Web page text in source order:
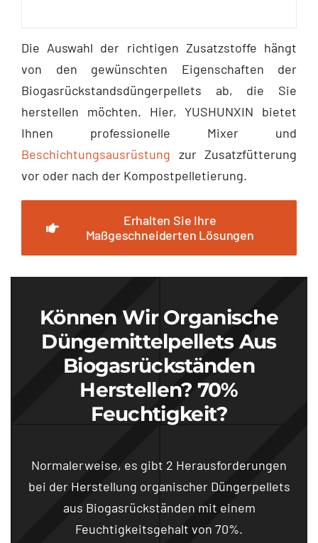
Die Auswahl der richtigen Zusatzstoffe hängt
von den gewünschten Eigenschaften der
Biogasrückstandsdüngerpellets ab, die Sie
herstellen möchten. Hier, YUSHUNXIN bietet
Ihnen professionelle Mixer und
Beschichtungsausrüstung zur Zusatzfütterung
vor oder nach der Kompostpelletierung.
Erhalten Sie Ihre
Maßgeschneiderten Lösungen
Können Wir Organische
Düngemittelpellets Aus
Biogasrückständen
Herstellen? 70%
Feuchtigkeit?
Normalerweise, es gibt 2 Herausforderungen
bei der Herstellung organischer Düngerpellets
aus Biogasrückständen mit einem
Feuchtigkeitsgehalt von 70%.